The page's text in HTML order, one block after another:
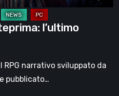
l’ultimo
RPG narrativo sviluppato da
pubblicato…